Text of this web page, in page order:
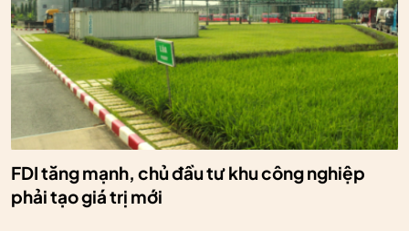
FDI tăng mạnh, chủ đầu tư khu công nghiệp
phải tạo giá trị mới